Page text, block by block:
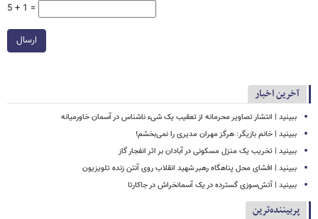
5 + 1 =
ارسال
آخرین اخبار
ببینید | انتشار تصاویر محرمانه از تعقیب یک شیء ناشناس در آسمان خاورمیانه
ببینید | خانم بازیگر: هرگز مهران مدیری را نمی‌بخشم!
ببینید | تخریب یک منزل مسکونی در آبادان بر اثر انفجار گاز
ببینید | افشای محل پناهگاه‌ رهبر شهید انقلاب روی آنتن زنده تلویزیون
ببینید | ​​​​​​​آتش‌سوزی گسترده در یک آسمانخراش در جاکارتا
پربیننده‌ترین